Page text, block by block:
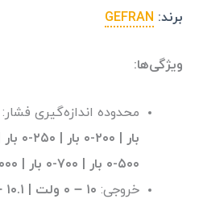
برند: GEFRAN
ویژگی‌ها:
محدوده اندازه‌گیری فشار:
۵۰۰-۰ بار | ۷۰۰-۰ بار | ۱۰۰۰-۰ بار | ۲۰۰۰-۰ بار
خروجی: